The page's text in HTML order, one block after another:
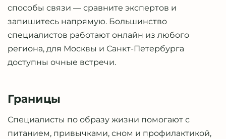
способы связи — сравните экспертов и
запишитесь напрямую. Большинство
специалистов работают онлайн из любого
региона, для Москвы и Санкт-Петербурга
доступны очные встречи.
Границы
Специалисты по образу жизни помогают с
питанием, привычками, сном и профилактикой,